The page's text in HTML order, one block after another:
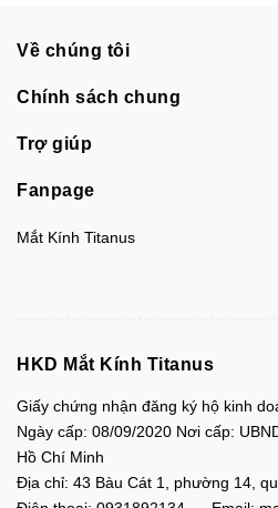
Về chúng tôi
Chính sách chung
Trợ giúp
Fanpage
Mắt Kính Titanus
HKD Mắt Kính Titanus
Giấy chứng nhận đăng ký hộ kinh
Ngày cấp: 08/09/2020 Nơi cấp:
Hồ Chí Minh
Địa chỉ: 43 Bàu Cát 1, phường 14,